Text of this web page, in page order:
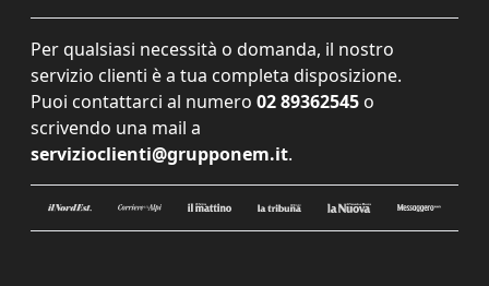
Per qualsiasi necessità o domanda, il nostro
servizio clienti è a tua completa disposizione.
Puoi contattarci al numero 02 89362545 o
scrivendo una mail a
servizioclienti@grupponem.it.